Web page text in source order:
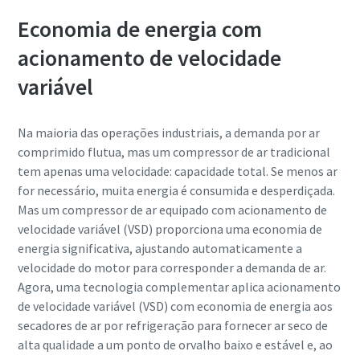
Tudo o que você precisa saber sobre seu
processo de transporte pneumático
Saiba como criar um processo de transporte pneumático
mais eficiente.
Economia de energia com
acionamento de velocidade
variável
Na maioria das operações industriais, a demanda por ar
comprimido flutua, mas um compressor de ar tradicional
tem apenas uma velocidade: capacidade total. Se menos ar
for necessário, muita energia é consumida e desperdiçada.
Mas um compressor de ar equipado com acionamento de
velocidade variável (VSD) proporciona uma economia de
energia significativa, ajustando automaticamente a
velocidade do motor para corresponder a demanda de ar.
Agora, uma tecnologia complementar aplica acionamento
de velocidade variável (VSD) com economia de energia aos
secadores de ar por refrigeração para fornecer ar seco de
alta qualidade a um ponto de orvalho baixo e estável e, ao